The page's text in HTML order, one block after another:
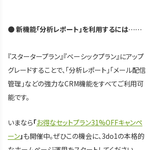
●新機能「分析レポート」を利用するには……
『スタータープラン』『ベーシックプラン』にアップ
グレードすることで、「分析レポート」「メール配信
管理」などの強力なCRM機能をすべてご利用可
能です。
いまなら「お得なセットプラン31%OFFキャンペ
ーン」も開催中。ぜひこの機会に、3do1の本格的